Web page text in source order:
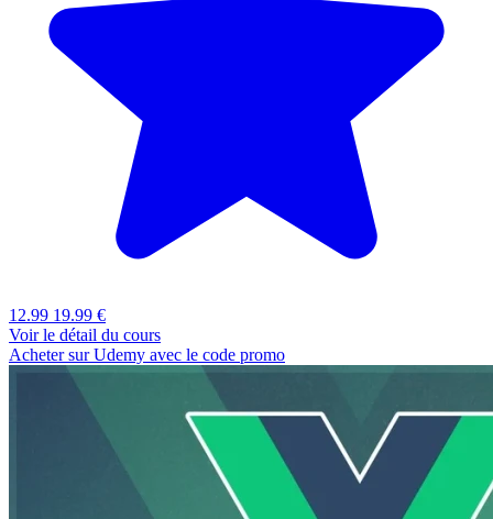
12.99 19.99 €
Voir le détail du cours
Acheter sur Udemy avec le code promo